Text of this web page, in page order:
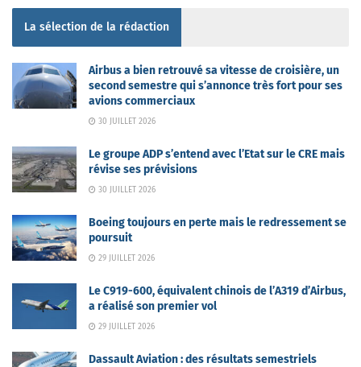
La sélection de la rédaction
Airbus a bien retrouvé sa vitesse de croisière, un
second semestre qui s’annonce très fort pour ses
avions commerciaux
30 JUILLET 2026
Le groupe ADP s’entend avec l’Etat sur le CRE mais
révise ses prévisions
30 JUILLET 2026
Boeing toujours en perte mais le redressement se
poursuit
29 JUILLET 2026
Le C919-600, équivalent chinois de l’A319 d’Airbus,
a réalisé son premier vol
29 JUILLET 2026
Dassault Aviation : des résultats semestriels